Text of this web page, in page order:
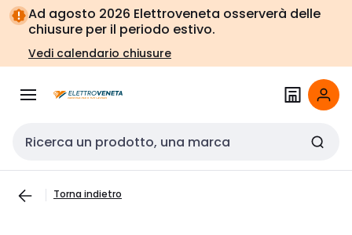
Vai alla
navigazione
Vai
alla
pagina
Ad agosto 2026 Elettroveneta osserverà delle
chiusure per il periodo estivo.
Vedi calendario chiusure
Cerca input
Torna indietro